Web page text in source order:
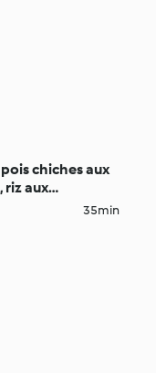
chiches aux
riz aux
35min